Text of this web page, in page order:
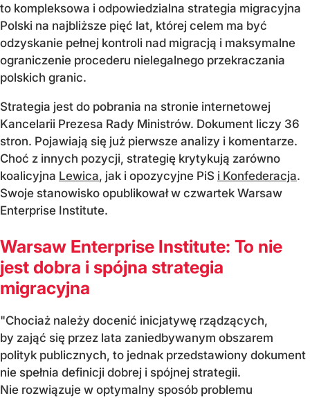
to kompleksowa i odpowiedzialna strategia migracyjna
Polski na najbliższe pięć lat, której celem ma być
odzyskanie pełnej kontroli nad migracją i maksymalne
ograniczenie procederu nielegalnego przekraczania
polskich granic.
Strategia jest do pobrania na stronie internetowej
Kancelarii Prezesa Rady Ministrów. Dokument liczy 36
stron. Pojawiają się już pierwsze analizy i komentarze.
Choć z innych pozycji, strategię krytykują zarówno
koalicyjna Lewica, jak i opozycyjne PiS i Konfederacja.
Swoje stanowisko opublikował w czwartek Warsaw
Enterprise Institute.
Warsaw Enterprise Institute: To nie
jest dobra i spójna strategia
migracyjna
"Chociaż należy docenić inicjatywę rządzących,
by zająć się przez lata zaniedbywanym obszarem
polityk publicznych, to jednak przedstawiony dokument
nie spełnia definicji dobrej i spójnej strategii.
Nie rozwiązuje w optymalny sposób problemu